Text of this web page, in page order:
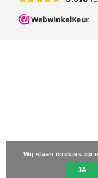
Wij slaan cookies op
JA